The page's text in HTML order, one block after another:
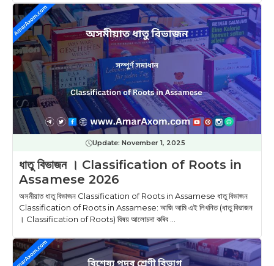
Update: November 1, 2025
ধাতু বিভাজন । Classification of Roots in
Assamese 2026
অসমীয়াত ধাতু বিভাজন Classification of Roots in Assamese ধাতু বিভাজন
Classification of Roots in Assamese: আজি আমি এই লিখনিত (ধাতু বিভাজন
। Classification of Roots) বিষয় আলোচনা কৰিব ...